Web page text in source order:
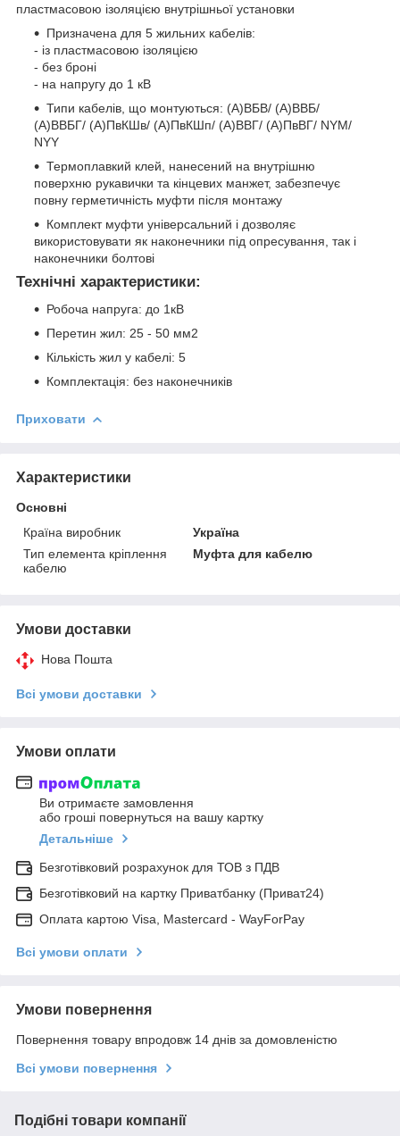
пластмасовою ізоляцією внутрішньої установки
Призначена для 5 жильних кабелів:
- із пластмасовою ізоляцією
- без броні
- на напругу до 1 кВ
Типи кабелів, що монтуються: (А)ВБВ/ (А)ВВБ/
(А)ВВБГ/ (А)ПвКШв/ (А)ПвКШп/ (А)ВВГ/ (А)ПвВГ/ NYM/
NYY
Термоплавкий клей, нанесений на внутрішню
поверхню рукавички та кінцевих манжет, забезпечує
повну герметичність муфти після монтажу
Комплект муфти універсальний і дозволяє
використовувати як наконечники під опресування, так і
наконечники болтові
Технічні характеристики:
Робоча напруга: до 1кВ
Перетин жил: 25 - 50 мм2
Кількість жил у кабелі: 5
Комплектація: без наконечників
Приховати
Характеристики
Основні
Країна виробник
Україна
Тип елемента кріплення
кабелю
Муфта для кабелю
Умови доставки
Нова Пошта
Всі умови доставки
Умови оплати
Ви отримаєте замовлення
або гроші повернуться на вашу картку
Детальніше
Безготівковий розрахунок для ТОВ з ПДВ
Безготівковий на картку Приватбанку (Приват24)
Оплата картою Visa, Mastercard - WayForPay
Всі умови оплати
Умови повернення
Повернення товару впродовж 14 днів за домовленістю
Всі умови повернення
Подібні товари компанії